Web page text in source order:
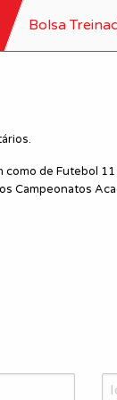
Bolsa
de Futebol
Campeonatos